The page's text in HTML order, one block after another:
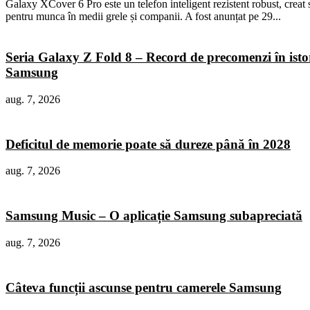
Galaxy XCover 6 Pro este un telefon inteligent rezistent robust, creat
pentru munca în medii grele și companii. A fost anunțat pe 29...
Seria Galaxy Z Fold 8 – Record de precomenzi în
Samsung
aug. 7, 2026
Deficitul de memorie poate să dureze până în 2028
aug. 7, 2026
Samsung Music – O aplicație Samsung subapreciată
aug. 7, 2026
Câteva funcții ascunse pentru camerele Samsung